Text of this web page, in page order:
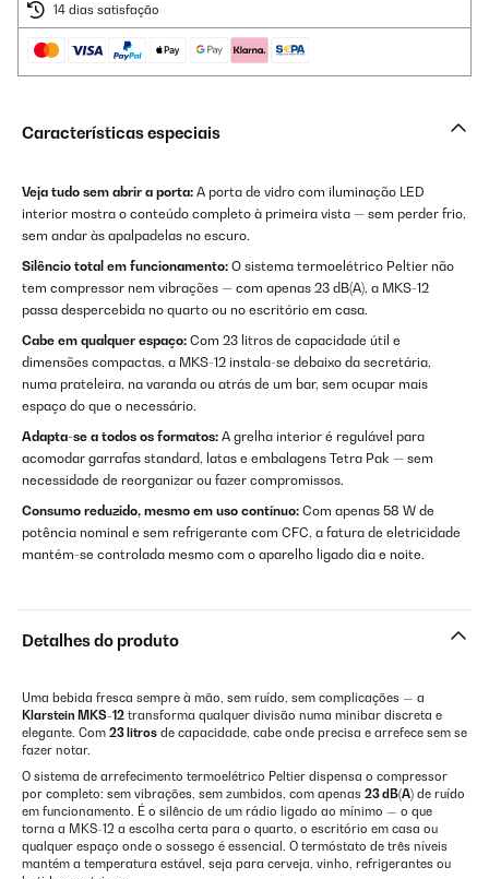
14 dias satisfação
Características especiais
Veja tudo sem abrir a porta: A porta de vidro com iluminação LED
interior mostra o conteúdo completo à primeira vista — sem perder frio,
sem andar às apalpadelas no escuro.
Silêncio total em funcionamento: O sistema termoelétrico Peltier não
tem compressor nem vibrações — com apenas 23 dB(A), a MKS-12
passa despercebida no quarto ou no escritório em casa.
Cabe em qualquer espaço: Com 23 litros de capacidade útil e
dimensões compactas, a MKS-12 instala-se debaixo da secretária,
numa prateleira, na varanda ou atrás de um bar, sem ocupar mais
espaço do que o necessário.
Adapta-se a todos os formatos: A grelha interior é regulável para
acomodar garrafas standard, latas e embalagens Tetra Pak — sem
necessidade de reorganizar ou fazer compromissos.
Consumo reduzido, mesmo em uso contínuo: Com apenas 58 W de
potência nominal e sem refrigerante com CFC, a fatura de eletricidade
mantém-se controlada mesmo com o aparelho ligado dia e noite.
Detalhes do produto
Uma bebida fresca sempre à mão, sem ruído, sem complicações — a
Klarstein MKS-12 transforma qualquer divisão numa minibar discreta e
elegante. Com 23 litros de capacidade, cabe onde precisa e arrefece sem se
fazer notar.
O sistema de arrefecimento termoelétrico Peltier dispensa o compressor
por completo: sem vibrações, sem zumbidos, com apenas 23 dB(A) de ruído
em funcionamento. É o silêncio de um rádio ligado ao mínimo — o que
torna a MKS-12 a escolha certa para o quarto, o escritório em casa ou
qualquer espaço onde o sossego é essencial. O termóstato de três níveis
mantém a temperatura estável, seja para cerveja, vinho, refrigerantes ou